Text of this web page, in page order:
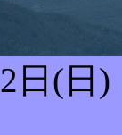
日(